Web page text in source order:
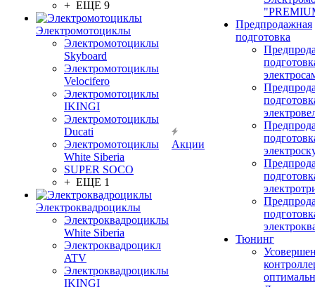
+ ЕЩЕ 9
Электромотоциклы
Электромотоциклы
Skyboard
Электромотоциклы
Velocifero
Электромотоциклы
IKINGI
Электромотоциклы
Ducati
Электромотоциклы
White Siberia
SUPER SOCO
+ ЕЩЕ 1
Электроквадроциклы
Электроквадроциклы
White Siberia
Электроквадроцикл
ATV
Электроквадроциклы
IKINGI
Акции
Предпродажная
подготовка
Тюнинг